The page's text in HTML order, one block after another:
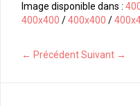
Image disponible dans :
400x400 /400x400 /
← PrécédentSuivant →